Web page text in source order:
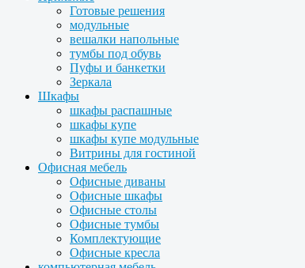
Готовые решения
модульные
вешалки напольные
тумбы под обувь
Пуфы и банкетки
Зеркала
Шкафы
шкафы распашные
шкафы купе
шкафы купе модульные
Витрины для гостиной
Офисная мебель
Офисные диваны
Офисные шкафы
Офисные столы
Офисные тумбы
Комплектующие
Офисные кресла